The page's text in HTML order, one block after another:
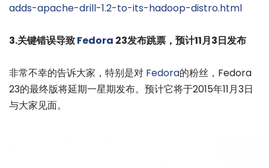
adds-apache-drill-1.2-to-its-hadoop-distro.html
3.关键错误导致Fedora 23发布跳票，预计11月3日发布
非常不幸的告诉大家，特别是对 Fedora的粉丝，Fedora
23的最终版将延期一星期发布。预计它将于2015年11月3日
与大家见面。